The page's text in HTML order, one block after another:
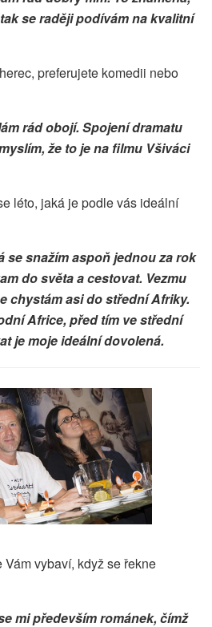
se raději podívám na kvalitní
preferujete komedii nebo
rád obojí. Spojení dramatu
že to je na filmu Všiváci
léto, jaká je podle vás ideální
se snažím aspoň jednou za rok
do světa a cestovat. Vezmu
chystám asi do střední Afriky.
Africe, před tím ve střední
je moje ideální dovolená.
vybaví, když se řekne
mi především románek, čímž